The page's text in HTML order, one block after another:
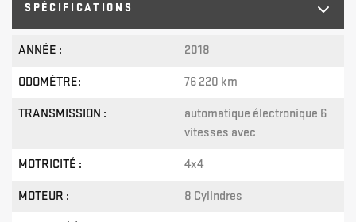
SPÉCIFICATIONS
ANNÉE : 2018
ODOMÈTRE: 76 220 km
TRANSMISSION :
automatique électronique 6
vitesses avec
MOTRICITÉ : 4x4
MOTEUR : 8 Cylindres